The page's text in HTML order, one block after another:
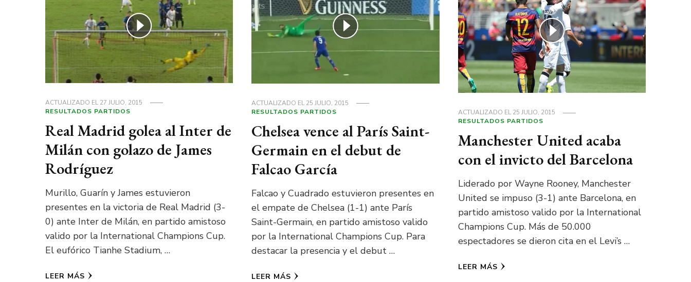
ACTUALIZADO EL27 JULIO, 2015
RESULTADOS PARTIDOS
Real Madrid golea al Inter de
Milán con golazo de James
Rodríguez
Murillo, Guarín y James estuvieron
presentes en la victoria de Real Madrid (3-
0) ante Inter de Milán, en partido amistoso
valido por la International Champions Cup.
El eufórico Tianhe Stadium, …
LEER MÁS
ACTUALIZADO EL25 JULIO, 2015
RESULTADOS PARTIDOS
Chelsea vence al París Saint-
Germain en el debut de
Falcao García
Falcao y Cuadrado estuvieron presentes en
el empate de Chelsea (1-1) ante París
Saint-Germain, en partido amistoso valido
por la International Champions Cup. Para
destacar la presencia y el debut …
LEER MÁS
ACTUALIZADO EL25 JULIO, 2015
RESULTADOS PARTIDOS
Manchester United acaba
con el invicto del Barcelona
Liderado por Wayne Rooney, Manchester
United se impuso (3-1) ante Barcelona, en
partido amistoso valido por la International
Champions Cup. Más de 50.000
espectadores se dieron cita en el Levi’s …
LEER MÁS